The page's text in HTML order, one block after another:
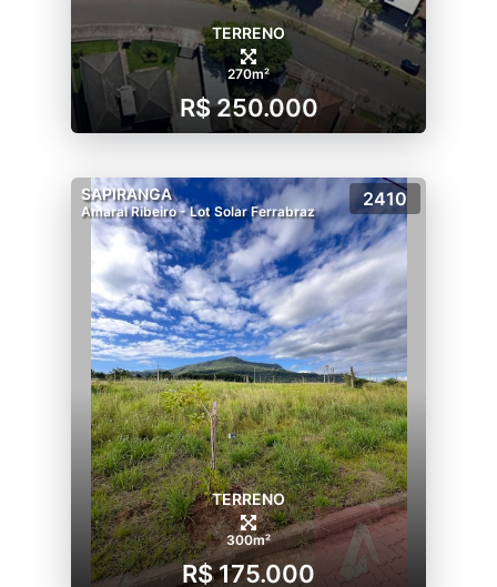
TERRENO
270m²
R$ 250.000
SAPIRANGA
Amaral Ribeiro - Lot Solar Ferrabraz
2410
TERRENO
300m²
R$ 175.000